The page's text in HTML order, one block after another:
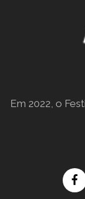
Em 2022, o